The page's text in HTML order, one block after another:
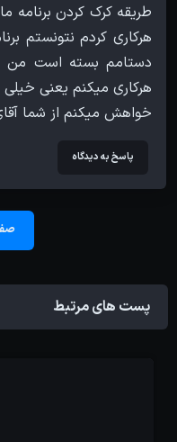
طریقه کرک کردن برنامه
هرکاری کردم نتونستم
دستامم بسته است من
خواهش میکنم از شما
پاسخ به دیدگاه
پست های مرتبط